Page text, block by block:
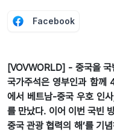
Facebook
[VOVWORLD] - 중국을
국가주석은 영부인과 함께
에서 베트남-중국 우호 인
를 만났다. 이어 이번 국빈
중국 관광 협력의 해’를 기